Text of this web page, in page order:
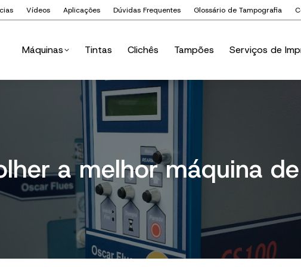
Vídeos Aplicações Dúvidas Frequentes Glossário de Tampografia
Máquinas Tintas Clichês Tampões Serviços de
a melhor máquina